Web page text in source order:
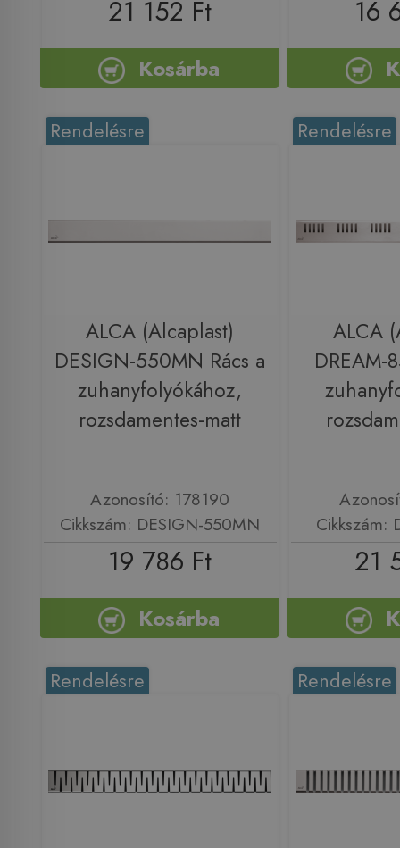
21 152 Ft
Kosárba
16
Rendelésre
ALCA (Alcaplast)
DESIGN-550MN Rács a
zuhanyfolyókához,
rozsdamentes-matt
Azonosító: 178190
Cikkszám: DESIGN-550MN
19 786 Ft
Kosárba
Rendelésre
ALCA
DREAM-
Cikkszám:
21
Rendelésre Rendelésre